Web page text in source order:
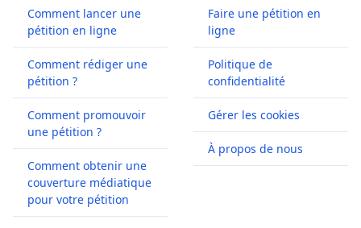
Comment lancer une
pétition en ligne
Comment rédiger une
pétition ?
Comment promouvoir
une pétition ?
Comment obtenir une
couverture médiatique
pour votre pétition
Faire une pétition en
ligne
Politique de
confidentialité
Gérer les cookies
À propos de nous